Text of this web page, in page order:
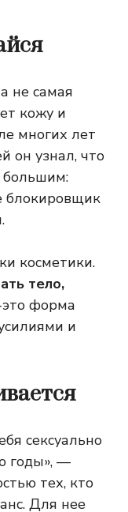
не самая
кожу и
многих лет
он узнал, что
блокировщик
косметики.
тело,
форма
и
сексуально
годы», —
тех, кто
Для нее